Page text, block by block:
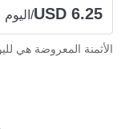
USD 6.25/اليوم
الأثمنة المعروضة هي